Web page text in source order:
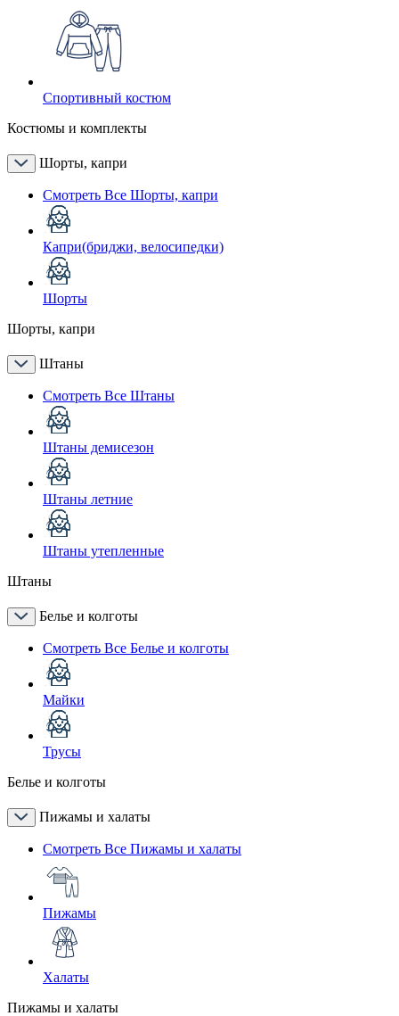
Спортивный костюм
Костюмы и комплекты
Шорты, капри
Смотреть Все Шорты, капри
Капри(бриджи, велосипедки)
Шорты
Шорты, капри
Штаны
Смотреть Все Штаны
Штаны демисезон
Штаны летние
Штаны утепленные
Штаны
Белье и колготы
Смотреть Все Белье и колготы
Майки
Трусы
Белье и колготы
Пижамы и халаты
Смотреть Все Пижамы и халаты
Пижамы
Халаты
Пижамы и халаты